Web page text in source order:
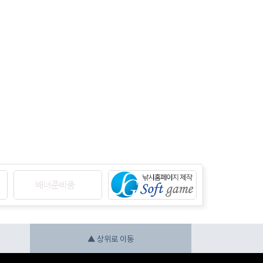
▲ 상위로 이동